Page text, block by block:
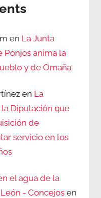
en La Junta
Ponjos anima la
y de Omaña
en La
Diputación que
de
servicio en los
el agua de la
- Concejosen